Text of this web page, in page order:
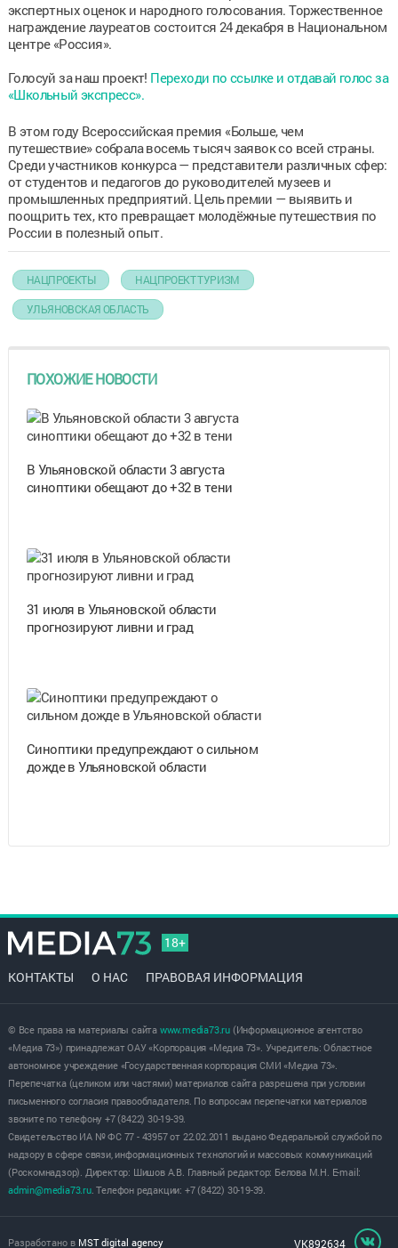
экспертных оценок и народного голосования. Торжественное
награждение лауреатов состоится 24 декабря в Национальном
центре «Россия».
Голосуй за наш проект! Переходи по ссылке и отдавай голос за
«Школьный экспресс».
В этом году Всероссийская премия «Больше, чем
путешествие» собрала восемь тысяч заявок со всей страны.
Среди участников конкурса — представители различных сфер:
от студентов и педагогов до руководителей музеев и
промышленных предприятий. Цель премии — выявить и
поощрить тех, кто превращает молодёжные путешествия по
России в полезный опыт.
НАЦПРОЕКТЫ НАЦПРОЕКТ ТУРИЗМ
УЛЬЯНОВСКАЯ ОБЛАСТЬ
ПОХОЖИЕ НОВОСТИ
В Ульяновской области 3 августа
синоптики обещают до +32 в тени
31 июля в Ульяновской области
прогнозируют ливни и град
Синоптики предупреждают о сильном
дожде в Ульяновской области
18+
КОНТАКТЫ О НАС ПРАВОВАЯ ИНФОРМАЦИЯ
© Все права на материалы сайта www.media73.ru(Информационное агентство
«Медиа 73») принадлежат ОАУ «Корпорация «Медиа 73». Учредитель: Областное
автономное учреждение «Государственная корпорация СМИ «Медиа 73».
Перепечатка (целиком или частями) материалов сайта разрешена при условии
письменного согласия правообладателя. По вопросам перепечатки материалов
звоните по телефону +7 (8422) 30-19-39.
Свидетельство ИА № ФС 77 - 43957 от 22.02.2011 выдано Федеральной службой по
надзору в сфере связи, информационных технологий и массовых коммуникаций
(Роскомнадзор). Директор: Шишов А.В. Главный редактор: Белова М.Н. E-mail:
admin@media73.ru. Телефон редакции: +7 (8422) 30-19-39.
Разработано в MST digital agency VK892634